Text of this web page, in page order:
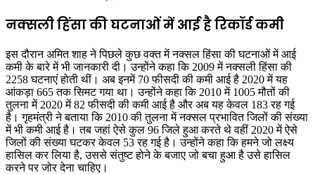
नक्सली हिंसा की घटनाओं में आई है रिकॉर्ड कमी
इस दौरान अमित शाह ने पिछले कुछ वक्त में नक्सल हिंसा की घटनाओं में आई
कमी के बारे में भी जानकारी दी। उन्होंने कहा कि 2009 में नक्सली हिंसा की
2258 घटनाएं होती थीं। अब इनमें 70 फीसदी की कमी आई है 2020 में यह
आंकड़ा 665 तक सिमट गया था। उन्होंने कहा कि 2010 में 1005 मौतों की
तुलना में 2020 में 82 फीसदी की कमी आई है और अब यह केवल 183 रह गई
है। गृहमंत्री ने बताया कि 2010 की तुलना में नक्सल प्रभावित जिलों की संख्या
में भी कमी आई है। तब जहां ऐसे कुल 96 जिले हुआ करते थे वहीं 2020 में ऐसे
जिलों की संख्या घटकर केवल 53 रह गई है। उन्होंने कहा कि हमने जो लक्ष्य
हासिल कर लिया है, उससे संतुष्ट होने के बजाए जो बचा हुआ है उसे हासिल
करने पर जोर देना चाहिए।